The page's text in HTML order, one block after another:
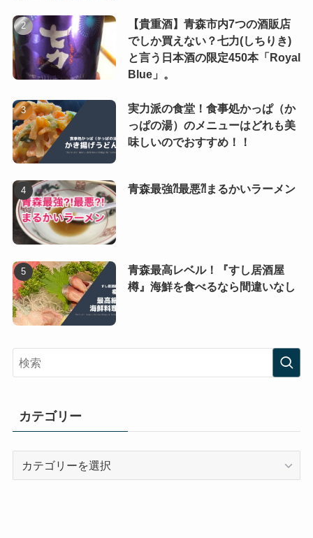
【貴重酒】青森市内7つの酒販店
でしか買えない？七力(しちりき)
と言う日本酒の限定450本「Royal
Blue」。
実力派の食堂！食事処かっぱ（か
っぱの湯）のメニューはどれも美
味しいのでおすすめ！！
青森最強⁈最悪⁈まるかいラーメン
青森最高レベル！『すし居酒屋
樽』海鮮を食べるなら間違いなし
カテゴリー